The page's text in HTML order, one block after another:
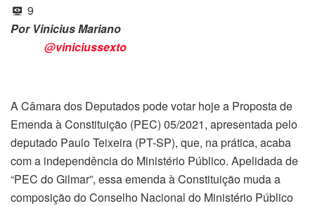
9
Por Vinicius Mariano
@viniciussexto
A Câmara dos Deputados pode votar hoje a Proposta de
Emenda à Constituição (PEC) 05/2021, apresentada pelo
deputado Paulo Teixeira (PT-SP), que, na prática, acaba
com a independência do Ministério Público. Apelidada de
“PEC do Gilmar”, essa emenda à Constituição muda a
composição do Conselho Nacional do Ministério Público